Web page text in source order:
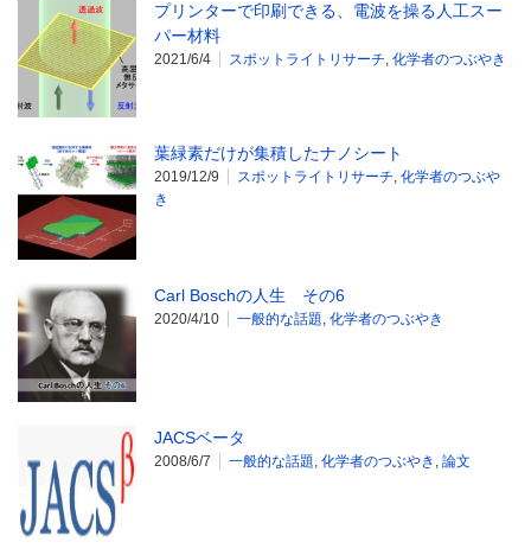
プリンターで印刷できる、電波を操る人工スー
パー材料
2021/6/4 スポットライトリサーチ, 化学者のつぶやき
葉緑素だけが集積したナノシート
2019/12/9 スポットライトリサーチ, 化学者のつぶや
き
Carl Boschの人生 その6
2020/4/10 一般的な話題, 化学者のつぶやき
JACSベータ
2008/6/7 一般的な話題, 化学者のつぶやき , 論文